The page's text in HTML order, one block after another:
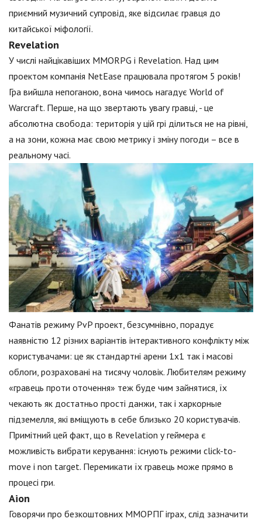
приємний музичний супровід, яке відсилає гравця до
китайської міфології.
Revelation
У числі найцікавіших MMORPG і Revelation. Над цим
проектом компанія NetEase працювала протягом 5 років!
Гра вийшла непоганою, вона чимось нагадує World of
Warcraft. Перше, на що звертають увагу гравці, - це
абсолютна свобода: територія у цій грі ділиться не на рівні,
а на зони, кожна має свою метрику і зміну погоди – все в
реальному часі.
Фанатів режиму PvP проект, безсумнівно, порадує
наявністю 12 різних варіантів інтерактивного конфлікту між
користувачами: це як стандартні арени 1х1 так і масові
облоги, розраховані на тисячу чоловік. Любителям режиму
«гравець проти оточення» теж буде чим зайнятися, їх
чекають як достатньо прості данжи, так і харкорные
підземелля, які вміщують в себе близько 20 користувачів.
Примітний цей факт, що в Revelation у геймера є
можливість вибрати керування: існують режими click-to-
move і non target. Перемикати їх гравець може прямо в
процесі гри.
Aion
Говорячи про безкоштовних ММОРПГ іграх, слід зазначити